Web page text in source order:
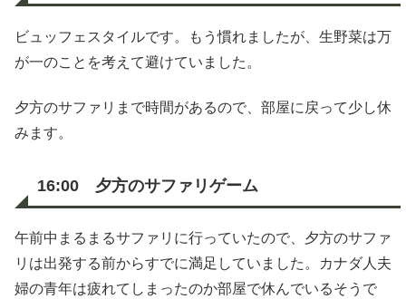
ビュッフェスタイルです。もう慣れましたが、生野菜は万
が一のことを考えて避けていました。
夕方のサファリまで時間があるので、部屋に戻って少し休
みます。
16:00 夕方のサファリゲーム
午前中まるまるサファリに行っていたので、夕方のサファ
リは出発する前からすでに満足していました。カナダ人夫
婦の青年は疲れてしまったのか部屋で休んでいるそうで